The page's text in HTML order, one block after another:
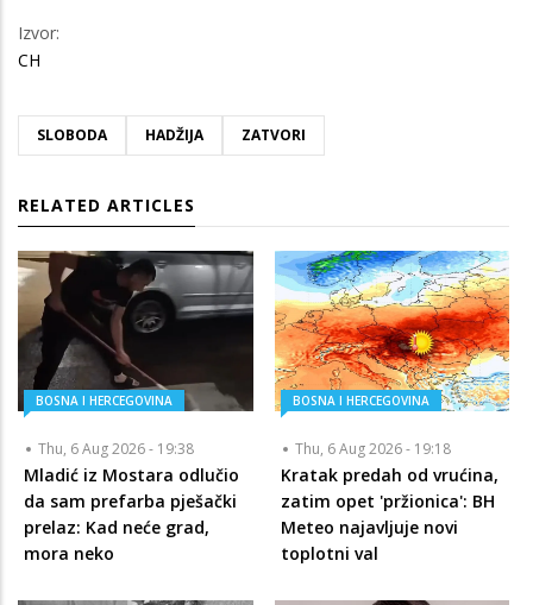
Izvor:
CH
SLOBODA HADŽIJA ZATVORI
RELATED ARTICLES
BOSNA I HERCEGOVINA
Thu, 6 Aug 2026 - 19:38
Mladić iz Mostara odlučio
da sam prefarba pješački
prelaz: Kad neće grad,
mora neko
BOSNA I HERCEGOVINA
Thu, 6 Aug 2026 - 19:18
Kratak predah od vrućina,
zatim opet 'pržionica': BH
Meteo najavljuje novi
toplotni val